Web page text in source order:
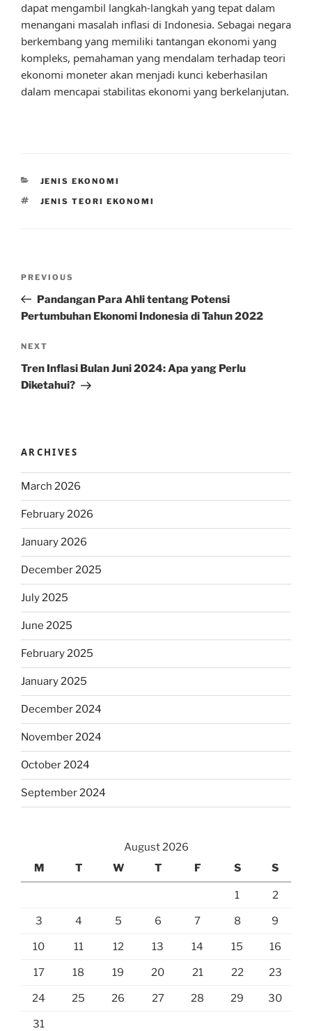
dapat mengambil langkah-langkah yang tepat dalam
menangani masalah inflasi di Indonesia. Sebagai negara
berkembang yang memiliki tantangan ekonomi yang
kompleks, pemahaman yang mendalam terhadap teori
ekonomi moneter akan menjadi kunci keberhasilan
dalam mencapai stabilitas ekonomi yang berkelanjutan.
CATEGORIES
JENIS EKONOMI
TAGS
JENIS TEORI EKONOMI
Previous
Post
PREVIOUS
Pandangan Para Ahli tentang Potensi
Pertumbuhan Ekonomi Indonesia di Tahun 2022
Next
Post
NEXT
Tren Inflasi Bulan Juni 2024: Apa yang Perlu
Diketahui?
ARCHIVES
March 2026
February 2026
January 2026
December 2025
July 2025
June 2025
February 2025
January 2025
December 2024
November 2024
October 2024
September 2024
August 2026
M
T W T F S S
1 2
3 4 5 6 7 8 9
10 11 12 13 14 15 16
17 18 19 20 21 22 23
24 25 26 27 28 29 30
31